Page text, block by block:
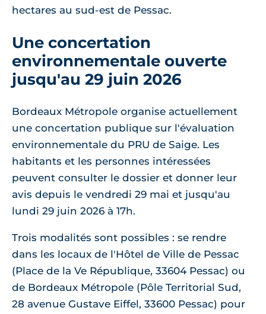
hectares au sud-est de Pessac.
Une concertation
environnementale ouverte
jusqu'au 29 juin 2026
Bordeaux Métropole organise actuellement
une concertation publique sur l'évaluation
environnementale du PRU de Saige. Les
habitants et les personnes intéressées
peuvent consulter le dossier et donner leur
avis depuis le vendredi 29 mai et jusqu'au
lundi 29 juin 2026 à 17h.
Trois modalités sont possibles : se rendre
dans les locaux de l'Hôtel de Ville de Pessac
(Place de la Ve République, 33604 Pessac) ou
de Bordeaux Métropole (Pôle Territorial Sud,
28 avenue Gustave Eiffel, 33600 Pessac) pour